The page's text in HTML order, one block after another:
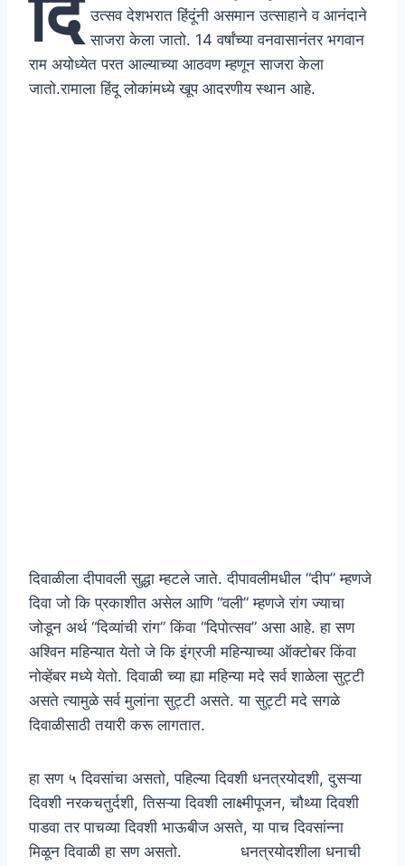
उत्सव देशभरात हिंदूंनी असमान उत्साहाने व आनंदाने
साजरा केला जातो. 14 वर्षांच्या वनवासानंतर भगवान
राम अयोध्येत परत आल्याच्या आठवण म्हणून साजरा केला
जातो.रामाला हिंदू लोकांमध्ये खूप आदरणीय स्थान आहे.
दिवाळीला दीपावली सुद्धा म्हटले जाते. दीपावलीमधील “दीप” म्हणजे
दिवा जो कि प्रकाशीत असेल आणि “वली” म्हणजे रांग ज्याचा
जोडून अर्थ “दिव्यांची रांग” किंवा “दिपोत्सव” असा आहे. हा सण
अश्विन महिन्यात येतो जे कि इंग्रजी महिन्याच्या ऑक्टोबर किंवा
नोव्हेंबर मध्ये येतो. दिवाळी च्या ह्या महिन्या मदे सर्व शाळेला सुट्टी
असते त्यामुळे सर्व मुलांना सुट्टी असते. या सुट्टी मदे सगळे
दिवाळीसाठी तयारी करू लागतात.
हा सण ५ दिवसांचा असतो, पहिल्या दिवशी धनत्रयोदशी, दुसऱ्या
दिवशी नरकचतुर्दशी, तिसऱ्या दिवशी लाक्ष्मीपूजन, चौथ्या दिवशी
पाडवा तर पाचव्या दिवशी भाऊबीज असते, या पाच दिवसांन्ना
मिळून दिवाळी हा सण असतो. धनत्रयोदशीला धनाची